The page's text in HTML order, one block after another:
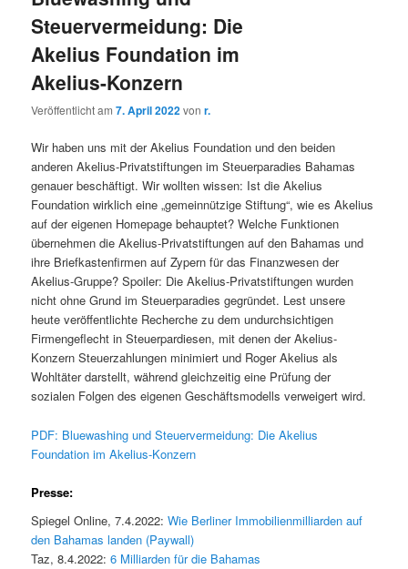
Steuervermeidung: Die
Akelius Foundation im
Akelius-Konzern
Veröffentlicht am7. April 2022vonr.
Wir haben uns mit der Akelius Foundation und den beiden
anderen Akelius-Privatstiftungen im Steuerparadies Bahamas
genauer beschäftigt. Wir wollten wissen: Ist die Akelius
Foundation wirklich eine „gemeinnützige Stiftung“, wie es Akelius
auf der eigenen Homepage behauptet? Welche Funktionen
übernehmen die Akelius-Privatstiftungen auf den Bahamas und
ihre Briefkastenfirmen auf Zypern für das Finanzwesen der
Akelius-Gruppe? Spoiler: Die Akelius-Privatstiftungen wurden
nicht ohne Grund im Steuerparadies gegründet. Lest unsere
heute veröffentlichte Recherche zu dem undurchsichtigen
Firmengeflecht in Steuerpardiesen, mit denen der Akelius-
Konzern Steuerzahlungen minimiert und Roger Akelius als
Wohltäter darstellt, während gleichzeitig eine Prüfung der
sozialen Folgen des eigenen Geschäftsmodells verweigert wird.
PDF: Bluewashing und Steuervermeidung: Die Akelius
Foundation im Akelius-Konzern
Presse:
Spiegel Online, 7.4.2022:Wie Berliner Immobilienmilliarden auf
den Bahamas landen (Paywall)
Taz, 8.4.2022:6 Milliarden für die Bahamas